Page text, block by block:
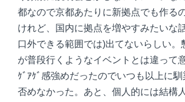
都なので京都あたりに新拠点でも作る
けれど、国内に拠点を増やすみたいな
口外できる範囲では)出てないらしい。
が普段行くようなイベントとは違っ
ｹﾞｱｹﾞ感強めだったのでいつも以上に
否めなかった。あと、個人的には結構